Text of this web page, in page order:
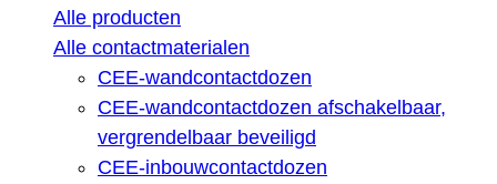
Alle producten
Alle contactmaterialen
CEE-wandcontactdozen
CEE-wandcontactdozen afschakelbaar,
vergrendelbaar beveiligd
CEE-inbouwcontactdozen